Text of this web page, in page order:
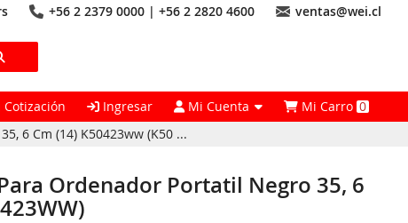
+56 2 2379 0000 | +56 2 2820 4600 ventas@wei.cl
Cotización Ingresar Mi Cuenta Mi Carro0
6 Cm (14) K50423ww (K50 ...
Ordenador Portatil Negro 35, 6